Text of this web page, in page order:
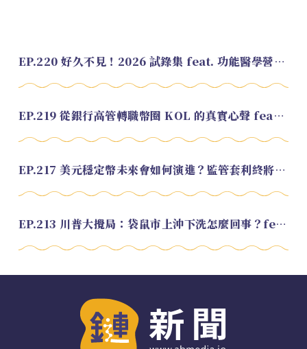
EP.220 好久不見！2026 試錄集 feat. 功能醫學營養師 美寶
EP.219 從銀行高管轉職幣圈 KOL 的真實心聲 feat.龜大
EP.217 美元穩定幣未來會如何演進？監管套利終將收斂？feat. 研究員 余哲安
EP.213 川普大攪局：袋鼠市上沖下洗怎麼回事？feat. Alvin